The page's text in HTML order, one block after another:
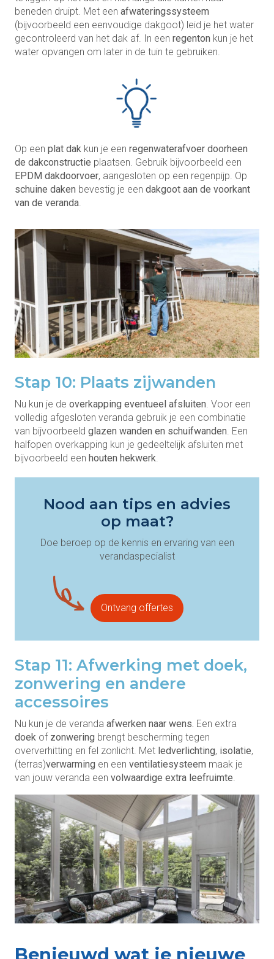
beneden druipt. Met een afwateringssysteem
(bijvoorbeeld een eenvoudige dakgoot) leid je het water
gecontroleerd van het dak af. In een regenton kun je het
water opvangen om later in de tuin te gebruiken.
Op een plat dak kun je een regenwaterafvoer doorheen
de dakconstructie plaatsen. Gebruik bijvoorbeeld een
EPDM dakdoorvoer, aangesloten op een regenpijp. Op
schuine daken bevestig je een dakgoot aan de voorkant
van de veranda
Stap 10: Plaats zijwanden
Nu kun je de overkapping eventueel afsluiten . Voor een
volledig afgesloten veranda gebruik je een combinatie
van bijvoorbeeld glazen wanden en schuifwanden . Een
halfopen overkapping kun je gedeeltelijk afsluiten met
bijvoorbeeld een houten hekwerk
Nood aan tips en advies
op maat?
Doe beroep op de kennis en ervaring van een
verandaspecialist
Ontvang offertes
Stap 11: Afwerking met doek,
zonwering en andere
accessoires
Nu kun je de veranda afwerken naar wens. Een extra
doek of zonwering brengt bescherming tegen
oververhitting en fel zonlicht. Met ledverlichting, isolatie,
(terras)verwarming en een ventilatiesysteem maak je
van jouw veranda een volwaardige extra leefruimte
Benieuwd wat je nieuwe